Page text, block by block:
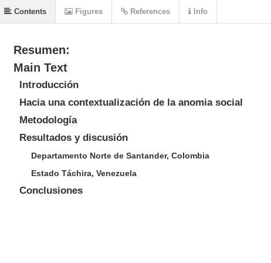
Resumen:
Main Text
Introducción
Hacia una contextualización de la anomia social
Metodología
Resultados y discusión
Departamento Norte de Santander, Colombia
Estado Táchira, Venezuela
Conclusiones
Contents Figures References Info